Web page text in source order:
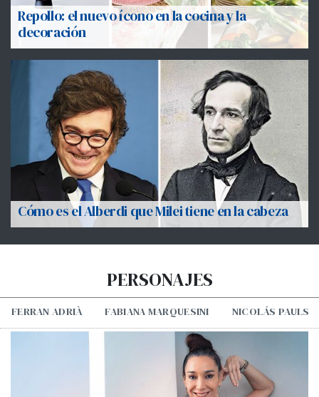
Repollo: el nuevo ícono en la cocina y la
decoración
Cómo es el Alberdi que Milei tiene en la cabeza
PERSONAJES
FERRAN ADRIÀ FABIANA MARQUESINI NICOLÁS PAULS